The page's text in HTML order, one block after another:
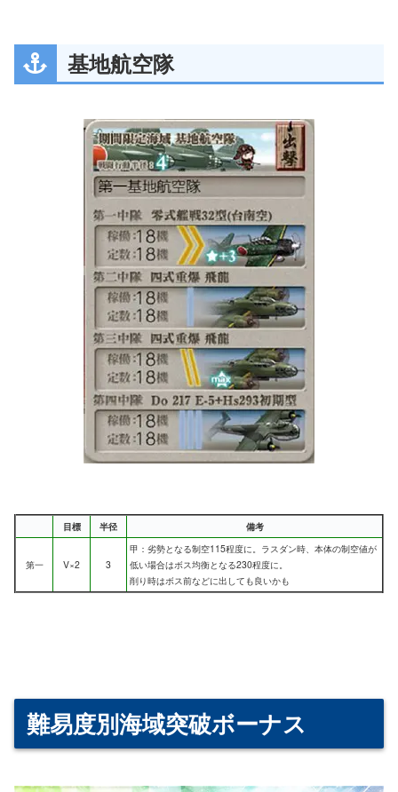
道中の安定度を高めたいので戦艦を第二艦隊側に配
基地航空隊
目標 半径 備考
第一 V×2 3
甲：劣勢となる制空115程度に。ラスダン時、本体の制空値が
低い場合はボス均衡となる230程度に。
削り時はボス前などに出しても良いかも
難易度別海域突破ボーナス